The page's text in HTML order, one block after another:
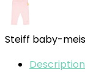
Steiff baby-
Description